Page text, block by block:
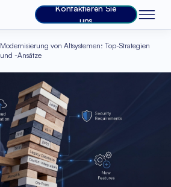
Kontaktieren Sie
uns
Modernisierung von Altsystemen: Top-Strategien
und -Ansätze